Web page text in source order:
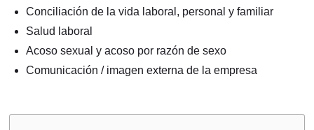
Conciliación de la vida laboral, personal y familiar
Salud laboral
Acoso sexual y acoso por razón de sexo
Comunicación / imagen externa de la empresa